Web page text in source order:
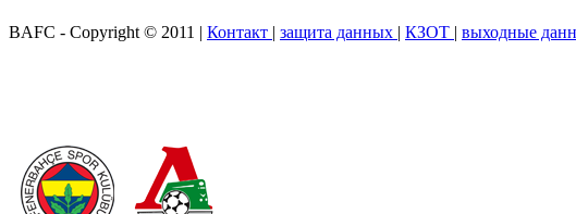
BAFC - Copyright © 2011 | Контакт | защита данных | КЗОТ | выходные